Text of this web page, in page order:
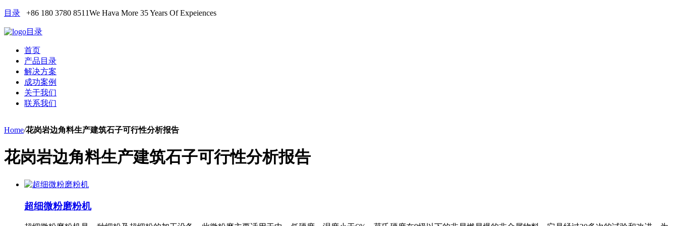
目录 +86 180 3780 8511We Hava More 35 Years Of Expeiences
目录
首页
产品目录
解决方案
成功案例
关于我们
联系我们
Home/花岗岩边角料生产建筑石子可行性分析报告
花岗岩边角料生产建筑石子可行性分析报告
超细微粉磨粉机